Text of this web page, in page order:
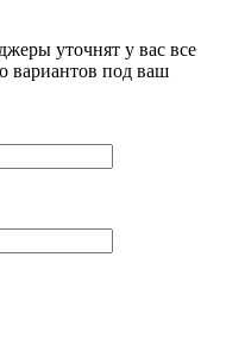
уточнят у вас все
вариантов под ваш